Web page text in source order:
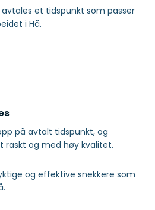
et tidspunkt som passer
i Hå.
på avtalt tidspunkt, og
raskt og med høy kvalitet.
og effektive snekkere som